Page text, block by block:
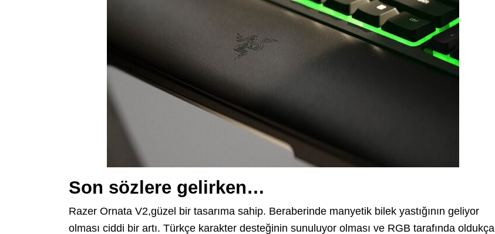
Son sözlere gelirken…
Razer Ornata V2,güzel bir tasarıma sahip. Beraberinde manyetik bilek yastığının geliyor
olması ciddi bir artı. Türkçe karakter desteğinin sunuluyor olması ve RGB tarafında oldukça